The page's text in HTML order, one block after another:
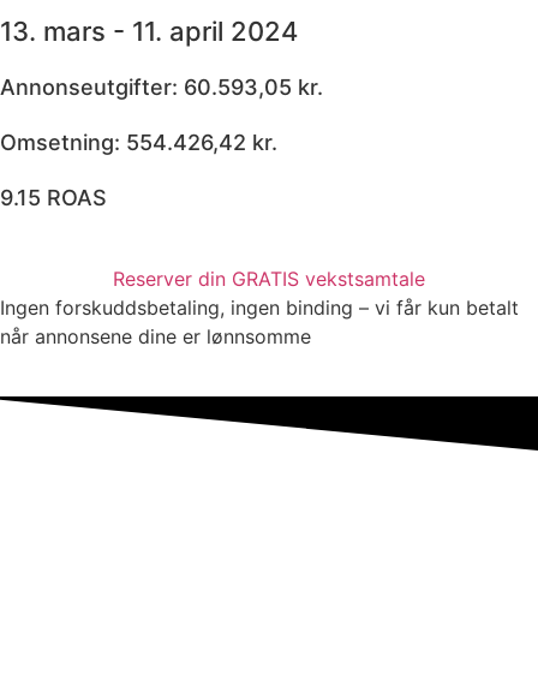
13. mars - 11. april 2024
Annonseutgifter: 60.593,05 kr.
Omsetning: 554.426,42 kr.
9.15 ROAS
Reserver din GRATIS vekstsamtale
Ingen forskuddsbetaling, ingen binding – vi får kun betalt
når annonsene dine er lønnsomme